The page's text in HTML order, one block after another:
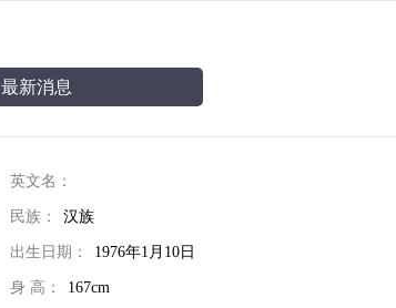
最新消息
英文名：
民族： 汉族
出生日期： 1976年1月10日
身 高： 167cm